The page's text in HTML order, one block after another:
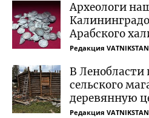
Археологи
Арабского
Редакция VATNIKSTAN
В
сельского
деревянную
Редакция VATNIKSTAN